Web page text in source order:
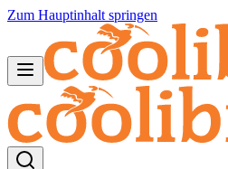
Zum Hauptinhalt springen